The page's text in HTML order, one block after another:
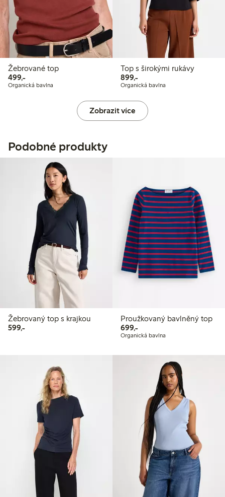
Žebrované top
499,-499,00 Kč
Organická bavlna
Top s širokými rukávy
899,-899,00 Kč
Organická bavlna
Zobrazit více
Podobné produkty
Žebrovaný top s krajkou
599,-599,00 Kč
Proužkovaný bavlněný top
699,-699,00 Kč
Organická bavlna